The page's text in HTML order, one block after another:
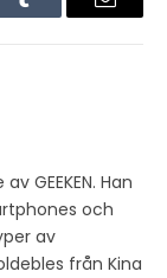
Tumblr Email
GEEKEN. Han
och
av
från Kina